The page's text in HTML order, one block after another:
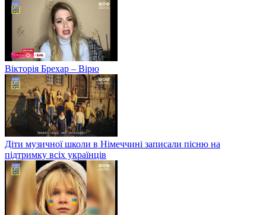
Вікторія Брехар – Вірю
Діти музичної школи в Німеччині записали пісню на
підтримку всіх українців